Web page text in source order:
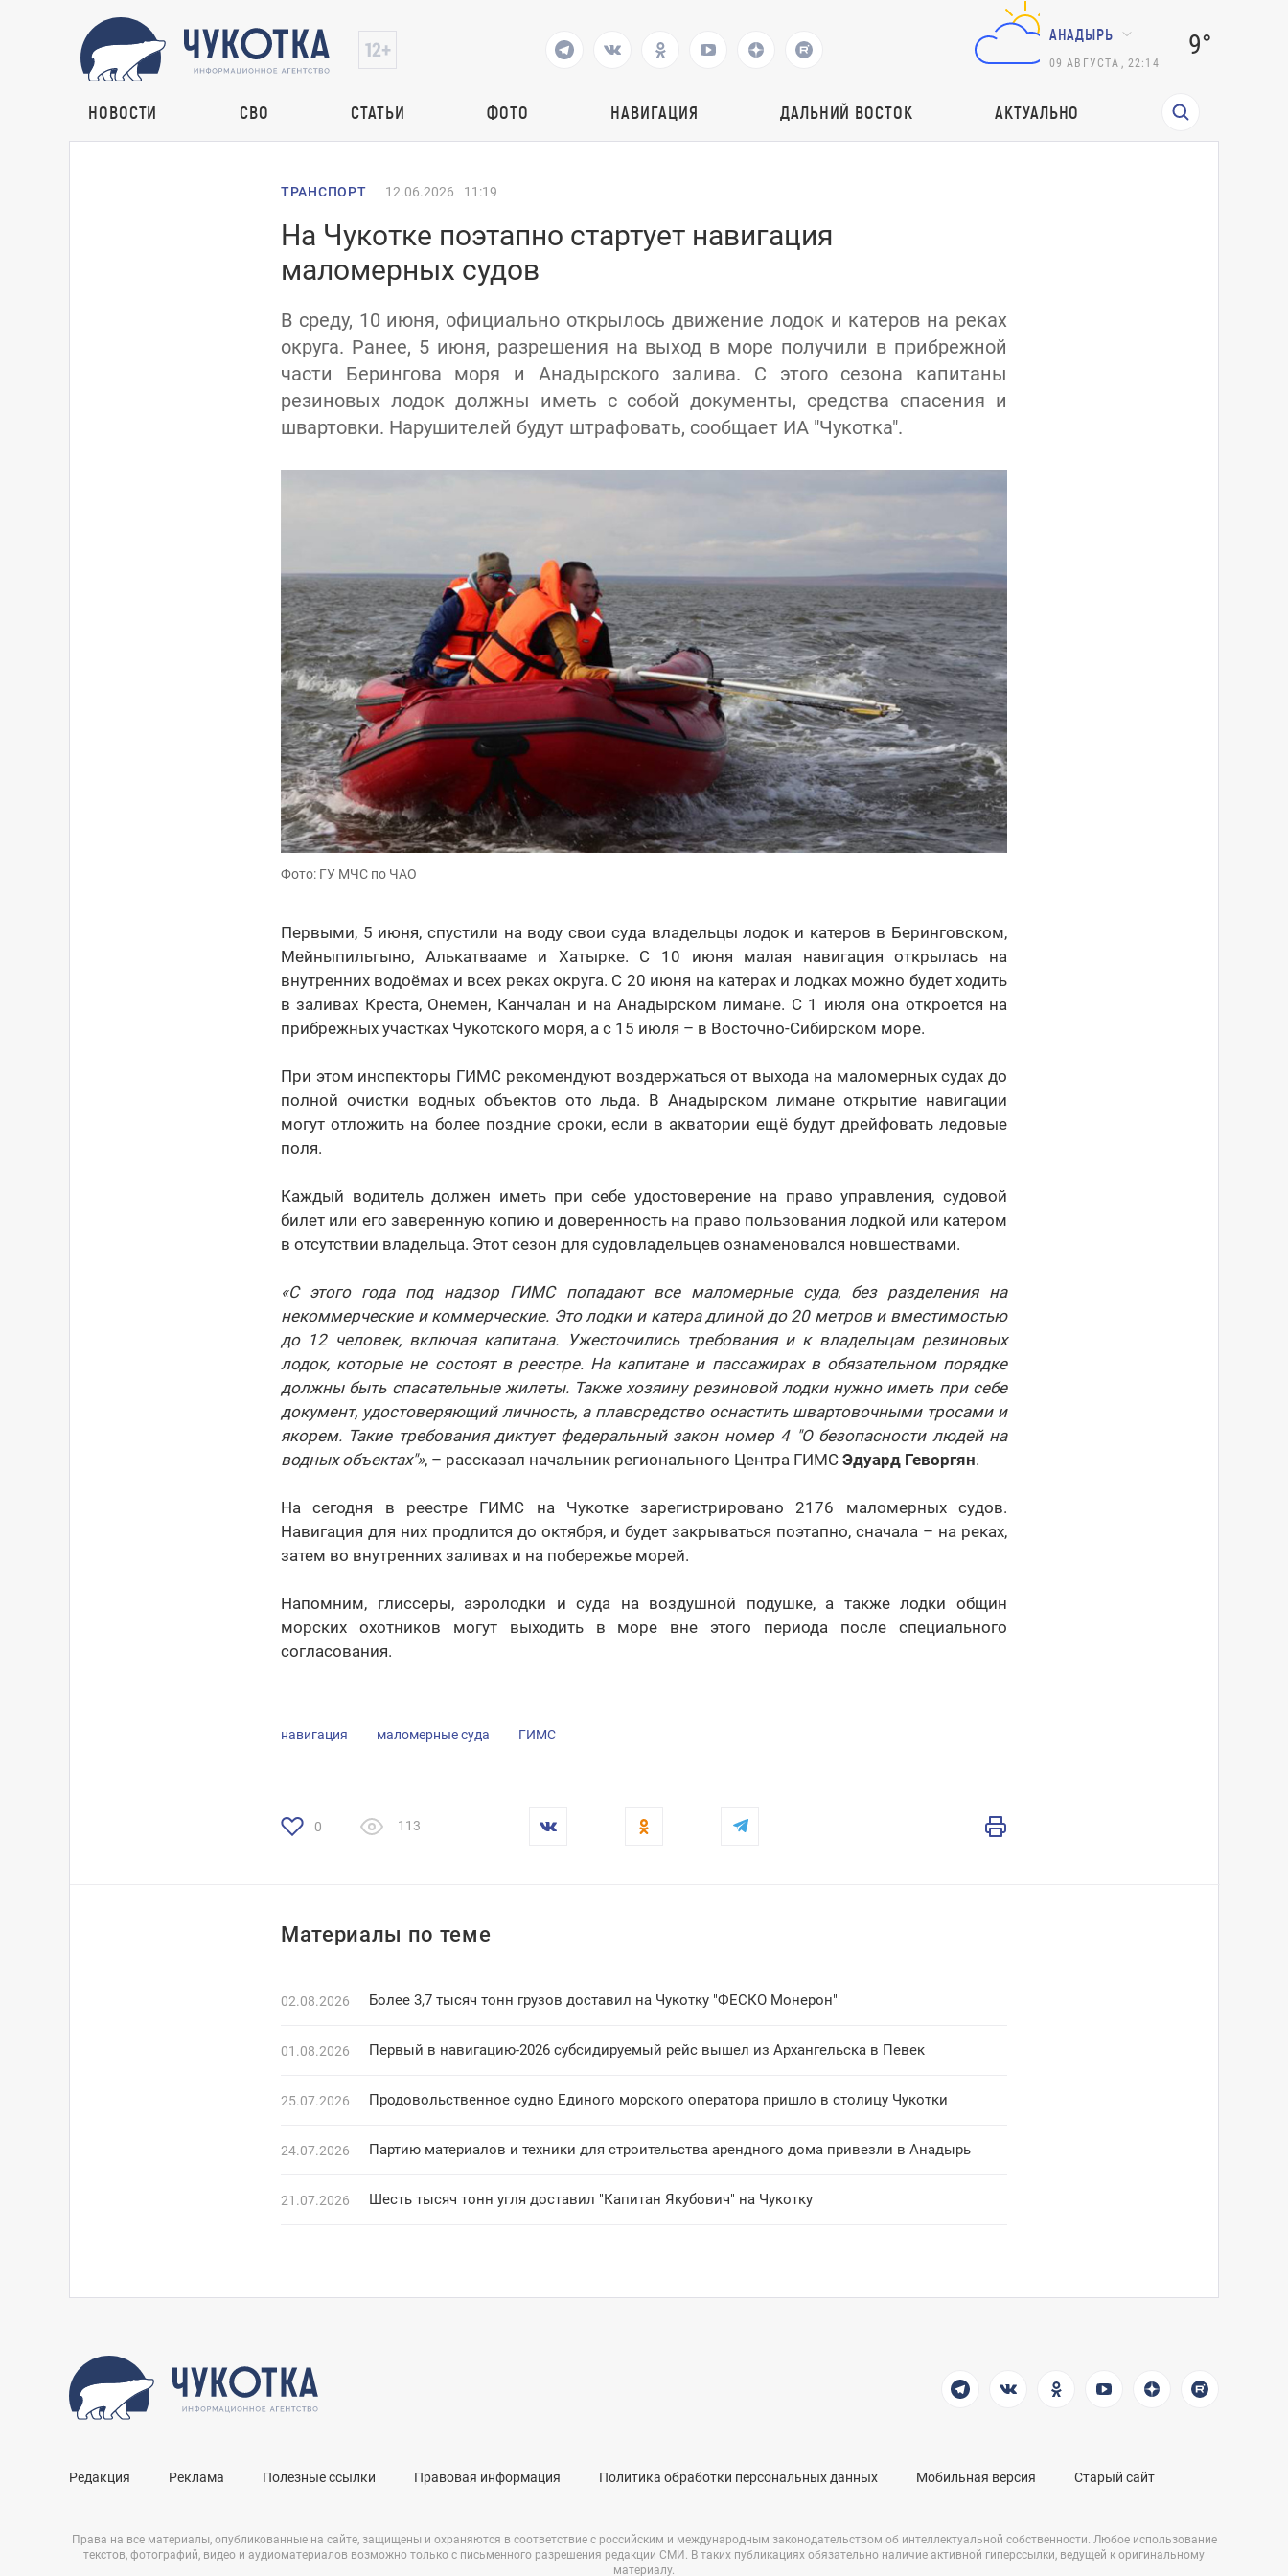
АНАДЫРЬ
09 АВГУСТА 22:14
9°
НОВОСТИ СВО СТАТЬИ ФОТО НАВИГАЦИЯ ДАЛЬНИЙ ВОСТОК АКТУАЛЬНО
ТРАНСПОРТ 12.06.2026 11:19
На Чукотке поэтапно стартует навигация
маломерных судов
В среду, 10 июня, официально открылось движение лодок и катеров на реках
округа. Ранее, 5 июня, разрешения на выход в море получили в прибрежной
части Берингова моря и Анадырского залива. С этого сезона капитаны
резиновых лодок должны иметь с собой документы, средства спасения и
швартовки. Нарушителей будут штрафовать, сообщает ИА "Чукотка".
Фото: ГУ МЧС по ЧАО
Первыми, 5 июня, спустили на воду свои суда владельцы лодок и катеров в Беринговском,
Мейныпильгыно, Алькатвааме и Хатырке. С 10 июня малая навигация открылась на
внутренних водоёмах и всех реках округа. С 20 июня на катерах и лодках можно будет ходить
в заливах Креста, Онемен, Канчалан и на Анадырском лимане. С 1 июля она откроется на
прибрежных участках Чукотского моря, а с 15 июля – в Восточно-Сибирском море.
При этом инспекторы ГИМС рекомендуют воздержаться от выхода на маломерных судах до
полной очистки водных объектов ото льда. В Анадырском лимане открытие навигации
могут отложить на более поздние сроки, если в акватории ещё будут дрейфовать ледовые
поля.
Каждый водитель должен иметь при себе удостоверение на право управления, судовой
билет или его заверенную копию и доверенность на право пользования лодкой или катером
в отсутствии владельца. Этот сезон для судовладельцев ознаменовался новшествами.
«С этого года под надзор ГИМС попадают все маломерные суда, без разделения на
некоммерческие и коммерческие. Это лодки и катера длиной до 20 метров и вместимостью
до 12 человек, включая капитана. Ужесточились требования и к владельцам резиновых
лодок, которые не состоят в реестре. На капитане и пассажирах в обязательном порядке
должны быть спасательные жилеты. Также хозяину резиновой лодки нужно иметь при себе
документ, удостоверяющий личность, а плавсредство оснастить швартовочными тросами и
якорем. Такие требования диктует федеральный закон номер 4 "О безопасности людей на
водных объектах"», – рассказал начальник регионального Центра ГИМС Эдуард Геворгян.
На сегодня в реестре ГИМС на Чукотке зарегистрировано 2176 маломерных судов.
Навигация для них продлится до октября, и будет закрываться поэтапно, сначала – на реках,
затем во внутренних заливах и на побережье морей.
Напомним, глиссеры, аэролодки и суда на воздушной подушке, а также лодки общин
морских охотников могут выходить в море вне этого периода после специального
согласования.
навигация маломерные суда ГИМС
0 113
Материалы по теме
02.08.2026 Более 3,7 тысяч тонн грузов доставил на Чукотку "ФЕСКО Монерон"
01.08.2026 Первый в навигацию-2026 субсидируемый рейс вышел из Архангельска в Певек
25.07.2026 Продовольственное судно Единого морского оператора пришло в столицу Чукотки
24.07.2026 Партию материалов и техники для строительства арендного дома привезли в Анадырь
21.07.2026 Шесть тысяч тонн угля доставил "Капитан Якубович" на Чукотку
Редакция Реклама Полезные ссылки Правовая информация Политика обработки персональных данных Мобильная версия Старый сайт
Права на все материалы, опубликованные на сайте, защищены и охраняются в соответствие с российским и международным законодательством об интеллектуальной собственности. Любое использование
текстов, фотографий, видео и аудиоматериалов возможно только с письменного разрешения редакции СМИ. В таких публикациях обязательно наличие активной гиперссылки, ведущей к оригинальному
материалу.